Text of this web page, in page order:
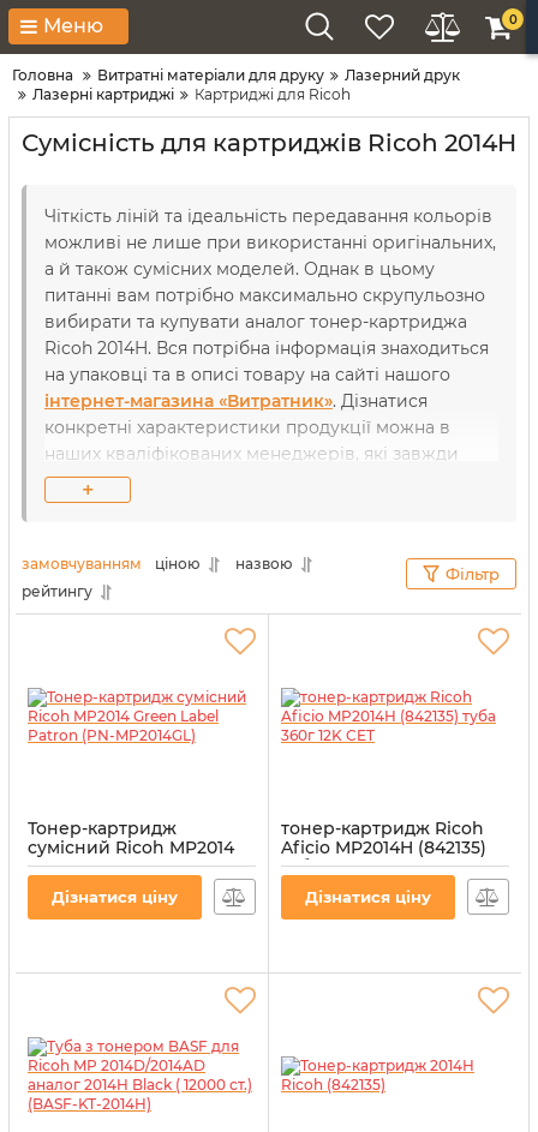
Меню 0
Головна Витратні матеріали для друку
Лазерний друк
Лазерні картриджі
Картриджі для Ricoh
Сумісність для картриджів Ricoh 2014H
Чіткість ліній та ідеальність передавання кольорів
можливі не лише при використанні оригінальних,
а й також сумісних моделей. Однак в цьому
питанні вам потрібно максимально скрупульозно
вибирати та купувати аналог тонер-картриджа
Ricoh 2014H. Вся потрібна інформація знаходиться
на упаковці та в описі товару на сайті нашого
інтернет-магазина «Витратник». Дізнатися
конкретні характеристики продукції можна в
наших кваліфікованих менеджерів, які завжди
готові відповісти на різні запитання. Однак в
одному ви можете не сумніватися: представлені
сумісністю за всіма параметрами. Наш
двадцятирічний досвід дозволяє пропонувати
клієнтам продукцію високої якості виконання.
+
замовчуванням ціною
назвою
рейтингу
Фільтр
Тонер-картридж
сумісний Ricoh MP2014
Green Label Patron (PN-
MP2014GL)
Артикул: PN-MP2014GL
Дізнатися ціну
тонер-картридж Ricoh
Aficio MP2014H (842135)
туба 360г 12K CET
Артикул:
Дізнатися ціну